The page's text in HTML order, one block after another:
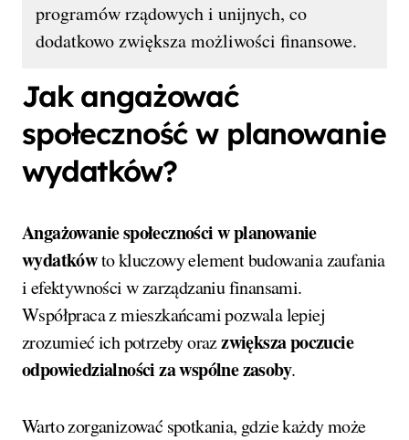
programów rządowych i unijnych, co
dodatkowo zwiększa możliwości finansowe.
Jak angażować
społeczność w planowanie
wydatków?
Angażowanie społeczności w planowanie
wydatkówto kluczowy element budowania zaufania
i efektywności w zarządzaniu finansami.
Współpraca z mieszkańcami pozwala lepiej
zrozumieć ich potrzeby orazzwiększa poczucie
odpowiedzialności za wspólne zasoby.
Warto zorganizować spotkania, gdzie każdy może